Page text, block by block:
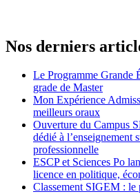
Nos derniers
Le Programme Grande
grade de Master
Mon Expérience
meilleurs oraux
Ouverture du Campus
dédié à l’enseignement
professionnelle
ESCP et Sciences Po
licence en politique,
Classement SIGEM : le